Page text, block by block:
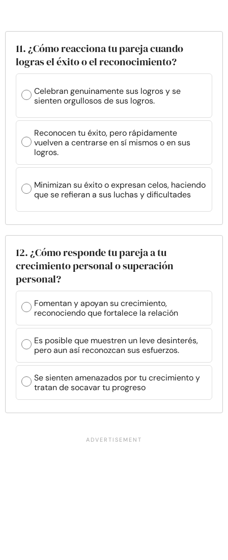
11. ¿Cómo reacciona tu pareja cuando
logras el éxito o el reconocimiento?
Celebran genuinamente sus logros y se
sienten orgullosos de sus logros.
Reconocen tu éxito, pero rápidamente
vuelven a centrarse en sí mismos o en sus
logros.
Minimizan su éxito o expresan celos, haciendo
que se refieran a sus luchas y dificultades
12. ¿Cómo responde tu pareja a tu
crecimiento personal o superación
personal?
Fomentan y apoyan su crecimiento,
reconociendo que fortalece la relación
Es posible que muestren un leve desinterés,
pero aun así reconozcan sus esfuerzos.
Se sienten amenazados por tu crecimiento y
tratan de socavar tu progreso